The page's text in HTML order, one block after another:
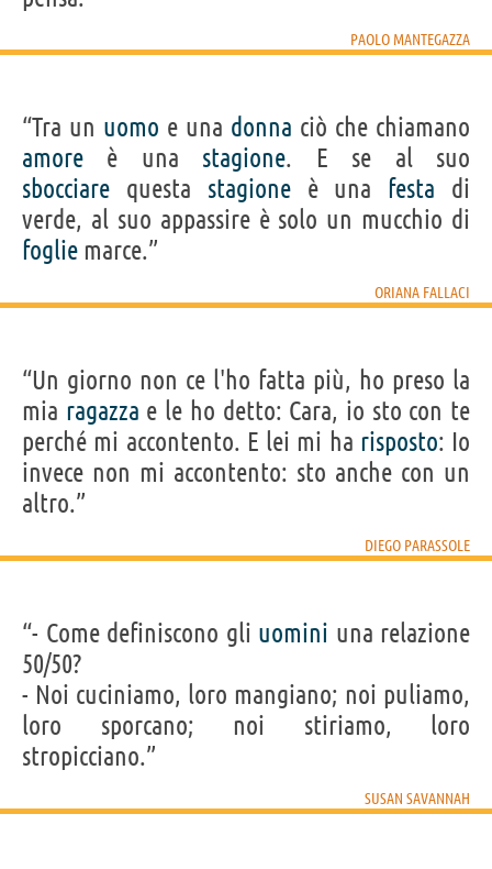
PAOLO MANTEGAZZA
“Tra un uomo e una donna ciò che chiamano
amore è una stagione. E se al suo
sbocciare questa stagioneè una festa di
verde, al suo appassire è solo un mucchio di
foglie marce.”
ORIANA FALLACI
“Un giorno non ce l'ho fatta più, ho preso la
mia ragazza e le ho detto: Cara, io sto con te
perché mi accontento. E lei mi ha risposto: Io
invece non mi accontento: sto anche con un
altro.”
DIEGO PARASSOLE
“- Come definiscono gli uomini una relazione
50/50?
- Noi cuciniamo, loro mangiano; noi puliamo,
loro sporcano; noi stiriamo, loro
stropicciano.”
SUSAN SAVANNAH